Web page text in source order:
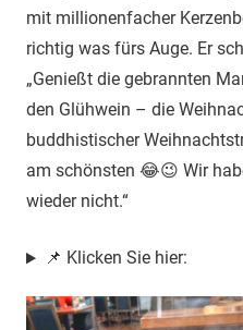
mit millionenfacher
richtig was fürs Auge. Er
„Genießt die gebrannten
den Glühwein – die
buddhistischer
am schönsten 😂😉 Wir
wieder nicht.“
📌 Klicken Sie hier: